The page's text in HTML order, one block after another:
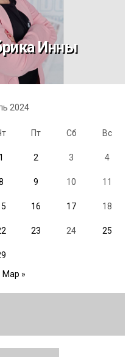
Инны
2024
Пт Сб Вс
1 2 3 4
9 10 11
16 17 18
23 24 25
Мар »